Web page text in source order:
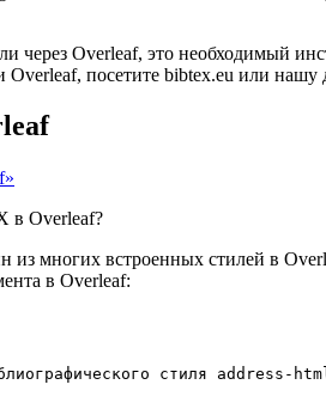
через Overleaf, это необходимый
посетите bibtex.eu или
в Overleaf?
из многих встроенных стилей в
в Overleaf:
стиля address-